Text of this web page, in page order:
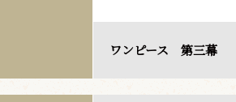
ワンピース 第三幕